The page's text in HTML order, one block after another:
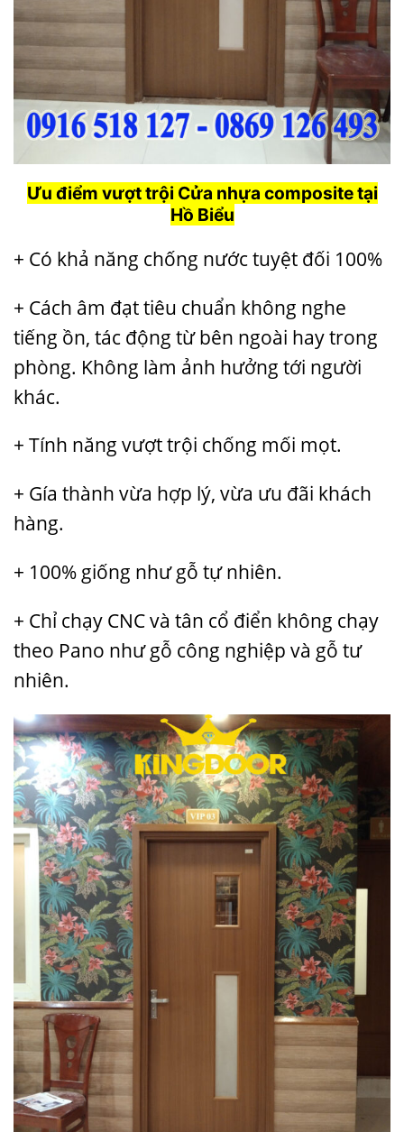
Ưu điểm vượt trội Cửa nhựa composite tại
Hồ Biểu
+ Có khả năng chống nước tuyệt đối 100%
+ Cách âm đạt tiêu chuẩn không nghe
tiếng ồn, tác động từ bên ngoài hay trong
phòng. Không làm ảnh hưởng tới người
khác.
+ Tính năng vượt trội chống mối mọt.
+ Gía thành vừa hợp lý, vừa ưu đãi khách
hàng.
+ 100% giống như gỗ tự nhiên.
+ Chỉ chạy CNC và tân cổ điển không chạy
theo Pano như gỗ công nghiệp và gỗ tư
nhiên.